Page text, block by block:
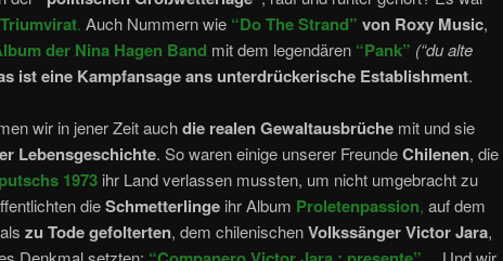
. Auch Nummern wie “Do The Strand” von Roxy Music,
der Nina Hagen Band mit dem legendären “Pank” (“du alte
ist eine Kampfansage ans unterdrückerische Establishment.
wir in jener Zeit auchdie realen Gewaltausbrüche mit und sie
Lebensgeschichte. So waren einige unserer FreundeChilenen, die
1973 ihr Land verlassen mussten, um nicht umgebracht zu
dieSchmetterlinge ihr Album Proletenpassion, auf dem
zu Tode gefolterten, dem chilenischenVolkssänger Victor Jara,